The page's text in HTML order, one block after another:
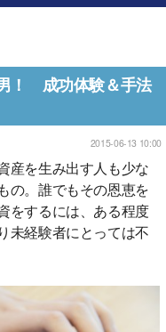
！ 成功体験＆手法
2015-06-13 10:00
産を生み出す人も少な
の。誰でもその恩恵を
をするには、ある程度
未経験者にとっては不